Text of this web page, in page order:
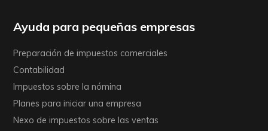
Ayuda para pequeñas empresas
Preparación de impuestos comerciales
Contabilidad
Impuestos sobre la nómina
Planes para iniciar una empresa
Nexo de impuestos sobre las ventas